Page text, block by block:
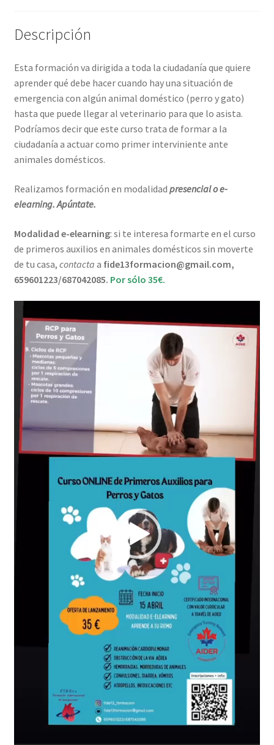
Descripción
Esta formación va dirigida a toda la ciudadanía que quiere
aprender qué debe hacer cuando hay una situación de
emergencia con algún animal doméstico (perro y gato)
hasta que puede llegar al veterinario para que lo asista.
Podríamos decir que este curso trata de formar a la
ciudadanía a actuar como primer interviniente ante
animales domésticos.
Realizamos formación en modalidad presencial o e-
elearning. Apúntate.
Modalidad e-elearning: si te interesa formarte en el curso
de primeros auxilios en animales domésticos sin moverte
de tu casa, contacta a fide13formacion@gmail.com,
659601223/687042085. Por sólo 35€.
vídeo